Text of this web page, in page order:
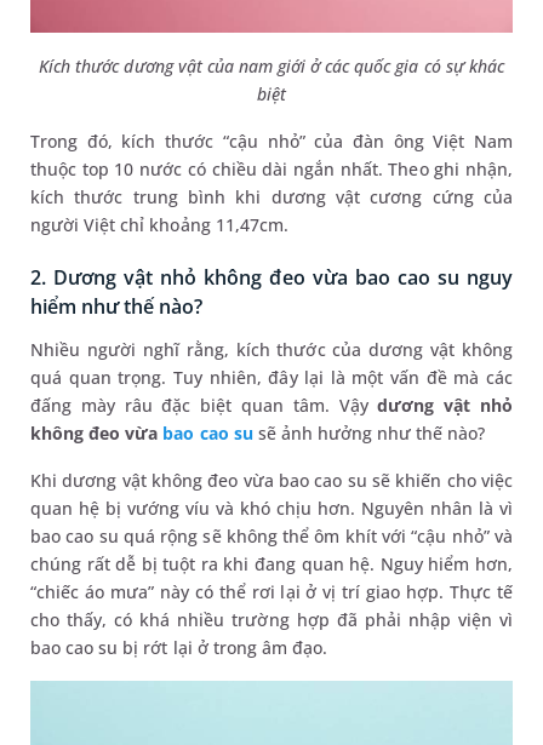
Kích thước dương vật của nam giới ở các quốc gia có sự khác
biệt
Trong đó, kích thước “cậu nhỏ” của đàn ông Việt Nam
thuộc top 10 nước có chiều dài ngắn nhất. Theo ghi nhận,
kích thước trung bình khi dương vật cương cứng của
người Việt chỉ khoảng 11,47cm.
2. Dương vật nhỏ không đeo vừa bao cao su nguy
hiểm như thế nào?
Nhiều người nghĩ rằng, kích thước của dương vật không
quá quan trọng. Tuy nhiên, đây lại là một vấn đề mà các
đấng mày râu đặc biệt quan tâm. Vậydương vật nhỏ
không đeo vừa bao cao susẽ ảnh hưởng như thế nào?
Khi dương vật không đeo vừa bao cao su sẽ khiến cho việc
quan hệ bị vướng víu và khó chịu hơn. Nguyên nhân là vì
bao cao su quá rộng sẽ không thể ôm khít với “cậu nhỏ” và
chúng rất dễ bị tuột ra khi đang quan hệ. Nguy hiểm hơn,
“chiếc áo mưa” này có thể rơi lại ở vị trí giao hợp. Thực tế
cho thấy, có khá nhiều trường hợp đã phải nhập viện vì
bao cao su bị rớt lại ở trong âm đạo.